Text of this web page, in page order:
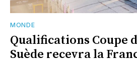
MONDE
Qualifications Coupe
Suède recevra la